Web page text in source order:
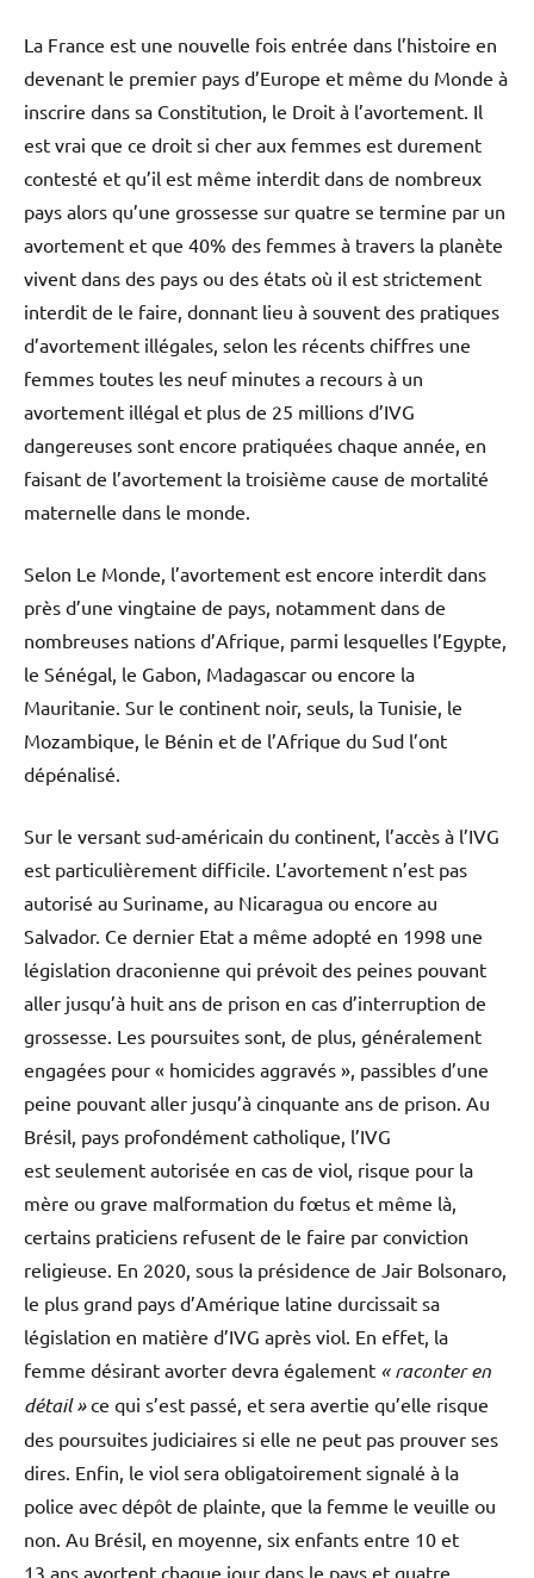
La France est une nouvelle fois entrée dans l’histoire en
devenant le premier pays d’Europe et même du Monde à
inscrire dans sa Constitution, le Droit à l’avortement. Il
est vrai que ce droit si cher aux femmes est durement
contesté et qu’il est même interdit dans de nombreux
pays alors qu’une grossesse sur quatre se termine par un
avortement et que 40% des femmes à travers la planète
vivent dans des pays ou des états où il est strictement
interdit de le faire, donnant lieu à souvent des pratiques
d’avortement illégales, selon les récents chiffres une
femmes toutes les neuf minutes a recours à un
avortement illégal et plus de 25 millions d’IVG
dangereuses sont encore pratiquées chaque année, en
faisant de l’avortement la troisième cause de mortalité
maternelle dans le monde.
Selon Le Monde, l’avortement est encore interdit dans
près d’une vingtaine de pays, notamment dans de
nombreuses nations d’Afrique, parmi lesquelles l’Egypte,
le Sénégal, le Gabon, Madagascar ou encore la
Mauritanie. Sur le continent noir, seuls, la Tunisie, le
Mozambique, le Bénin et de l’Afrique du Sud l’ont
dépénalisé.
Sur le versant sud-américain du continent, l’accès à l’IVG
est particulièrement difficile. L’avortement n’est pas
autorisé au Suriname, au Nicaragua ou encore au
Salvador. Ce dernier Etat a même adopté en 1998 une
législation draconienne qui prévoit des peines pouvant
aller jusqu’à huit ans de prison en cas d’interruption de
grossesse. Les poursuites sont, de plus, généralement
engagées pour « homicides aggravés », passibles d’une
peine pouvant aller jusqu’à cinquante ans de prison. Au
Brésil, pays profondément catholique, l’IVG
est seulement autorisée en cas de viol, risque pour la
mère ou grave malformation du fœtus et même là,
certains praticiens refusent de le faire par conviction
religieuse. En 2020, sous la présidence de Jair Bolsonaro,
le plus grand pays d’Amérique latine durcissait sa
législation en matière d’IVG après viol. En effet, la
femme désirant avorter devra également « raconter en
détail »ce qui s’est passé, et sera avertie qu’elle risque
des poursuites judiciaires si elle ne peut pas prouver ses
dires. Enfin, le viol sera obligatoirement signalé à la
police avec dépôt de plainte, que la femme le veuille ou
non. Au Brésil, en moyenne, six enfants entre 10 et
13 ans avortent chaque jour dans le pays et quatre